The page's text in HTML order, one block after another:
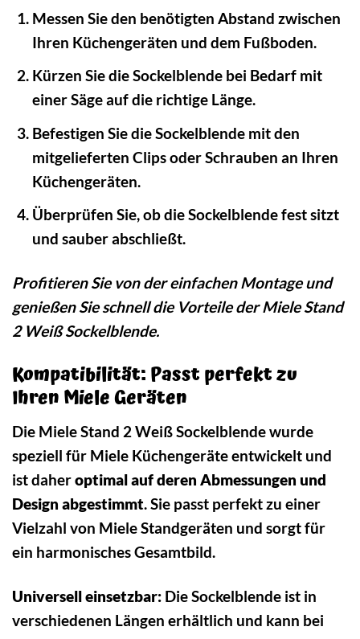
Messen Sie den benötigten Abstand zwischen
Ihren Küchengeräten und dem Fußboden.
Kürzen Sie die Sockelblende bei Bedarf mit
einer Säge auf die richtige Länge.
Befestigen Sie die Sockelblende mit den
mitgelieferten Clips oder Schrauben an Ihren
Küchengeräten.
Überprüfen Sie, ob die Sockelblende fest sitzt
und sauber abschließt.
Profitieren Sie von der einfachen Montage und
genießen Sie schnell die Vorteile der Miele Stand
2 Weiß Sockelblende.
Kompatibilität: Passt perfekt zu
Ihren Miele Geräten
Die Miele Stand 2 Weiß Sockelblende wurde
speziell für Miele Küchengeräte entwickelt und
ist daheroptimal auf deren Abmessungen und
Design abgestimmt. Sie passt perfekt zu einer
Vielzahl von Miele Standgeräten und sorgt für
ein harmonisches Gesamtbild.
Universell einsetzbar: Die Sockelblende ist in
verschiedenen Längen erhältlich und kann bei